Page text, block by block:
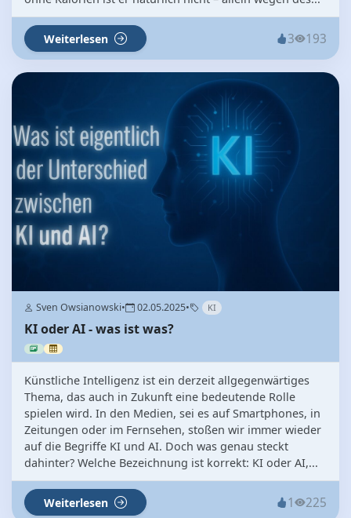
Weiterlesen 3 193
Sven Owsianowski• 02.05.2025• KI
KI oder AI - was ist was?
Künstliche Intelligenz ist ein derzeit allgegenwärtiges
Thema, das auch in Zukunft eine bedeutende Rolle
spielen wird. In den Medien, sei es auf Smartphones, in
Zeitungen oder im Fernsehen, stoßen wir immer wieder
auf die Begriffe KI und AI. Doch was genau steckt
dahinter? Welche Bezeichnung ist korrekt: KI oder AI,...
Weiterlesen 1 225